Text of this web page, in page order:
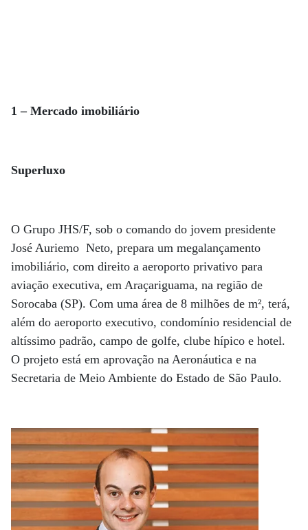
1 – Mercado imobiliário
Superluxo
O Grupo JHS/F, sob o comando do jovem presidente
José Auriemo Neto, prepara um megalançamento
imobiliário, com direito a aeroporto privativo para
aviação executiva, em Araçariguama, na região de
Sorocaba (SP). Com uma área de 8 milhões de m², terá,
além do aeroporto executivo, condomínio residencial de
altíssimo padrão, campo de golfe, clube hípico e hotel.
O projeto está em aprovação na Aeronáutica e na
Secretaria de Meio Ambiente do Estado de São Paulo.